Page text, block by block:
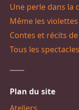
Une perle dans la
Même les
Contes et récits
Tous les spectacles
Plan du site